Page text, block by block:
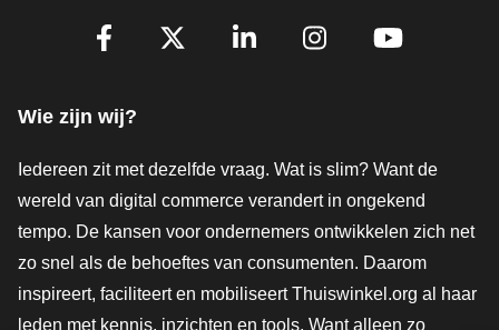
Volg je ons al?
Wie zijn wij?
Iedereen zit met dezelfde vraag. Wat is slim? Want de
wereld van digital commerce verandert in ongekend
tempo. De kansen voor ondernemers ontwikkelen zich net
zo snel als de behoeftes van consumenten. Daarom
inspireert, faciliteert en mobiliseert Thuiswinkel.org al haar
leden met kennis, inzichten en tools. Want alleen zo